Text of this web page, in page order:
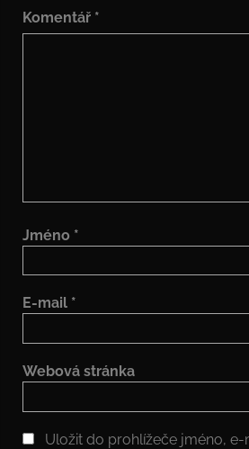
Komentář *
Jméno *
E-mail *
Webová stránka
Uložit do prohlížeče jméno,